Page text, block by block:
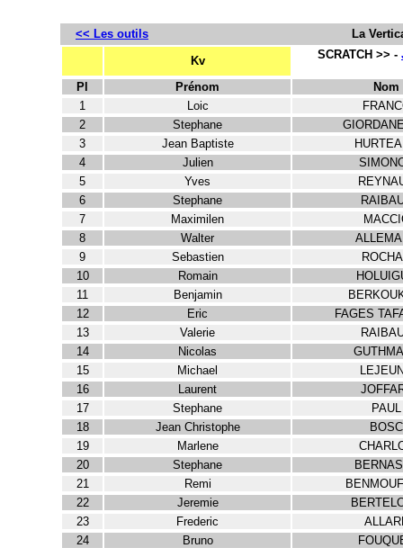
<< Les outils
La
Kv
SCRATCH >> -
Pl Prénom
Nom
1
Loic
2
Stephane
3
Jean Baptiste
4
Julien
5
Yves
6
Stephane
7
Maximilen
8
Walter
9
Sebastien
10
Romain
11
Benjamin
12
Eric
FAGES
13
Valerie
14
Nicolas
15
Michael
16
Laurent
17
Stephane
PAUL
18
Jean Christophe
BOSC
19
Marlene
20
Stephane
21
Remi
22
Jeremie
23
Frederic
24
Bruno